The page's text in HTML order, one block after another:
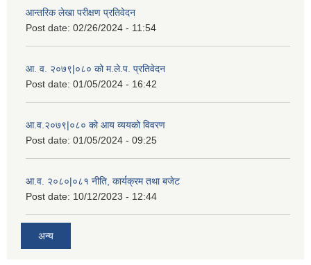
आन्तरिक लेखा परीक्षण प्रतिवेदन
Post date: 02/26/2024 - 11:54
आ. व. २०७९|०८० को म.ले.प. प्रतिवेदन
Post date: 01/05/2024 - 16:42
आ.व.२०७९|०८० को आय व्ययको विवरण
Post date: 01/05/2024 - 09:25
आ.व. २०८०|०८१ नीति, कार्यक्रम तथा बजेट
Post date: 10/12/2023 - 12:44
अन्य